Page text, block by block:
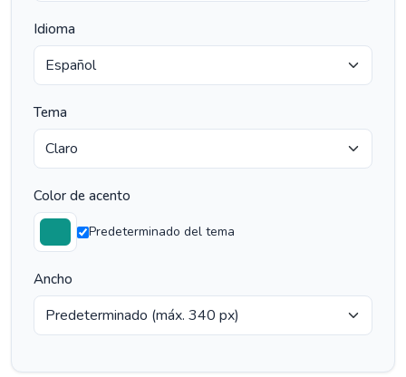
Idioma
Tema
Color de acento
Predeterminado del tema
Ancho